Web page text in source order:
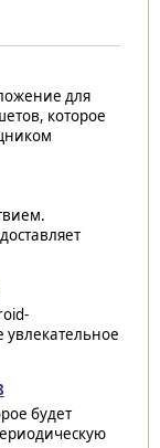
для
которое
будет